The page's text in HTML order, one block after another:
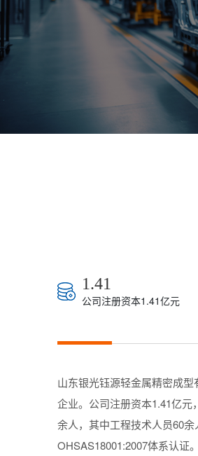
1.41
公司注册资本1.41亿元
山东银光钰源轻金属精密成
企业。公司注册资本1.41亿元
余人，其中工程技术人员60余
OHSAS18001:2007体系认证